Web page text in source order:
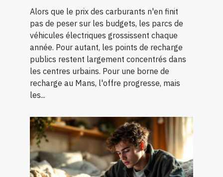
Alors que le prix des carburants n'en finit
pas de peser sur les budgets, les parcs de
véhicules électriques grossissent chaque
année. Pour autant, les points de recharge
publics restent largement concentrés dans
les centres urbains. Pour une borne de
recharge au Mans, l'offre progresse, mais
les...